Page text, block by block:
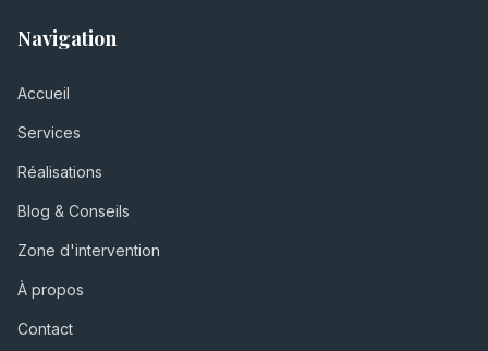
Navigation
Accueil
Services
Réalisations
Blog & Conseils
Zone d'intervention
À propos
Contact